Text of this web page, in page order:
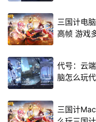
三国计电
高帧 游戏
代号：云
脑怎么玩
三国计